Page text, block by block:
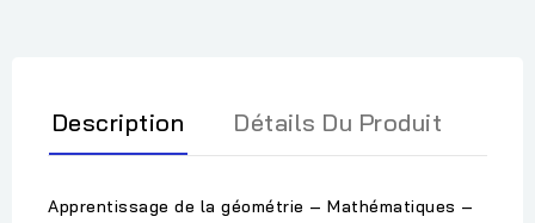
Description Détails Du Produit
Apprentissage de la géométrie – Mathématiques –